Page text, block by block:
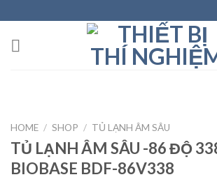
to
content
HOME / SHOP / TỦ LẠNH ÂM SÂU
TỦ LẠNH ÂM SÂU -86 ĐỘ
BIOBASE BDF-86V338